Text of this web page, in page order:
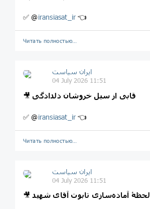
✅ @iransiasat_ir 👈
Читать полностью…
ایران سیاست
04 July 2026 11:51
🎥 قابی از سیل خروشان دلدادگی
✅ @iransiasat_ir 👈
Читать полностью…
ایران سیاست
04 July 2026 11:51
🎥لحظۀ آماده‌سازی تابوت آقای شهید